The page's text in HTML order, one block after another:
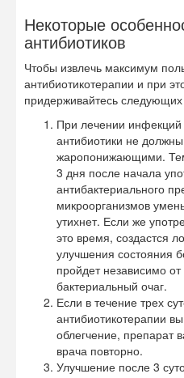
Некоторые
антибиотиков
Чтобы извлечь максимум
антибиотикотерапии и при
придерживайтесь
При лечении инфекций
антибиотики не
жаропонижающими.
3 дня после начала
антибактериального
микроорганизмов
утихнет. Если же
это время, создастся
улучшения состояния
пройдет независимо
бактериальный очаг.
Если в течение трех
антибиотикотерапии
облегчение, препарат
врача повторно.
Улучшение после 3